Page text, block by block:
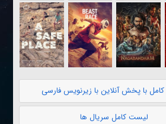
با پخش آنلاین با زیرنویس فارسی
لیست کامل سریال ها